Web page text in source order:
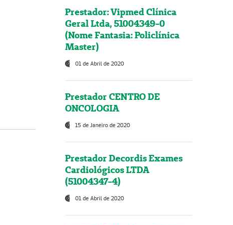
Prestador: Vipmed Clínica
Geral Ltda, 51004349-0
(Nome Fantasia: Policlínica
Master)
01 de Abril de 2020
Prestador CENTRO DE
ONCOLOGIA
15 de Janeiro de 2020
Prestador Decordis Exames
Cardiológicos LTDA
(51004347-4)
01 de Abril de 2020